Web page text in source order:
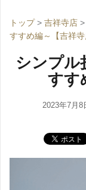
トップ> 吉祥寺店 >
すすめ編～【吉祥寺
シンプル
すす
2023年7月8